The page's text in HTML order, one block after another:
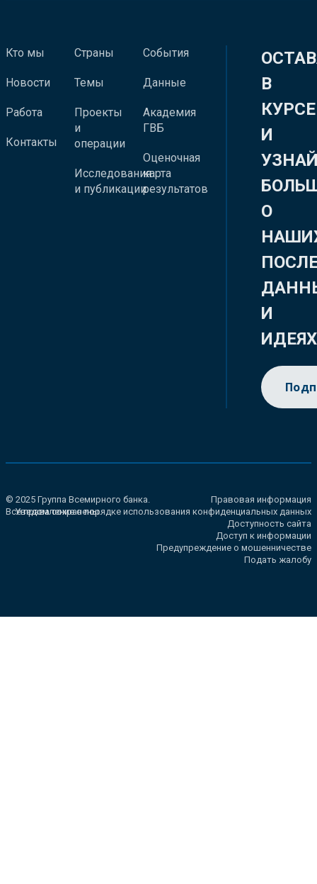
Кто мы
Новости
Работа
Контакты
Страны
Темы
Проекты
и
операции
Исследования
и публикации
События
Данные
Академия
ГВБ
Оценочная
карта
результатов
В
КУРСЕ
И
О
И
ИДЕЯХ
© 2025 Группа Всемирного банка.
Все права сохранены.
Правовая информация
Уведомление о порядке использования конфиденциальных данных
Доступность сайта
Доступ к информации
Предупреждение о мошенничестве
Подать жалобу